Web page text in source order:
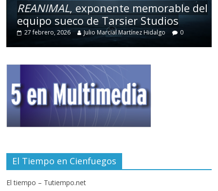
REANIMAL, exponente memorable del
equipo sueco de Tarsier Studios
27 febrero, 2026 Julio Marcial Martínez Hidalgo 0
El Tiempo en Cienfuegos
El tiempo – Tutiempo.net